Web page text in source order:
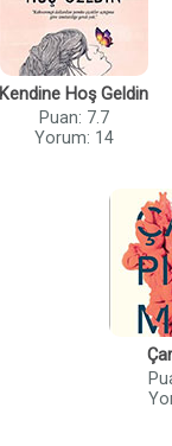
Kendine Hoş Geldin
Puan: 7.7
Yorum: 14